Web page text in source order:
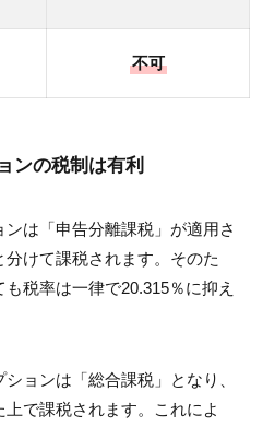
不可
ンの税制は有利
は「申告分離課税」が適用さ
けて課税されます。そのた
税率は一律で20.315％に抑え
ョンは「総合課税」となり、
で課税されます。これによ